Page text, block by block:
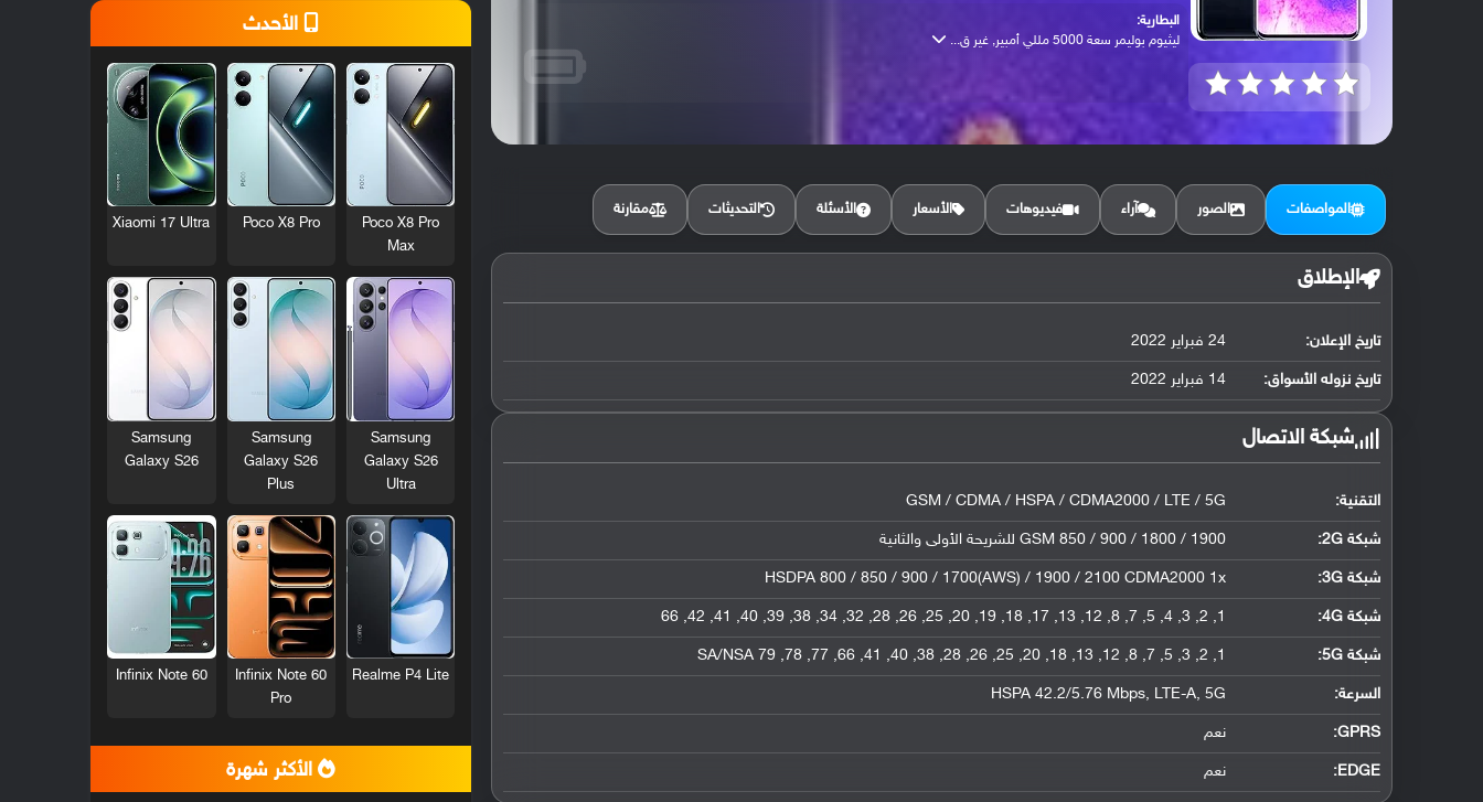
البطارية:
ليثيوم بوليمر سعة 5000 مللي أمبير, غير ق...
المواصفات الصور آراء فيديوهات الأسعار الأسئلة التحديثات مقارنة
الإطلاق
تاريخ الإعلان: 24 فبراير 2022
تاريخ نزوله الأسواق: 14 فبراير 2022
شبكة الاتصال
التقنية: GSM / CDMA / HSPA / CDMA2000 / LTE / 5G
شبكة 2G: GSM 850 / 900 / 1800 / 1900 للشريحة الأولى والثانية
شبكة 3G :
HSDPA 800 / 850 / 900 / 1700(AWS) / 1900 / 2100 CDMA2000 1x
شبكة 4G :
1, 2, 3, 4, 5, 7, 8, 12, 13, 17, 18, 19, 20, 25, 26, 28, 32, 34, 38, 39, 40, 41, 42, 66
شبكة 5G :
1, 2, 3, 5, 7, 8, 12, 13, 18, 20, 25, 26, 28, 38, 40, 41, 66, 77, 78, 79 SA/NSA
السرعة: HSPA 42.2/5.76 Mbps, LTE-A, 5G
GPRS: نعم
EDGE: نعم
الأحدث
Poco X8 Pro
Max
Poco X8 Pro
Xiaomi 17 Ultra
Samsung
Galaxy S26
Ultra
Samsung
Galaxy S26
Plus
Samsung
Galaxy S26
Realme P4 Lite
Infinix Note 60
Pro
Infinix Note 60
الأكثر شهرة